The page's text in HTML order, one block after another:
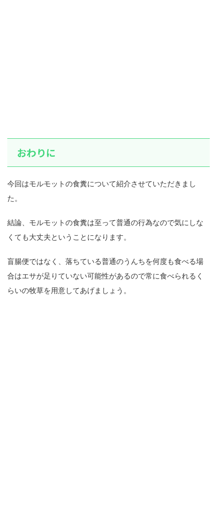
おわりに
今回はモルモットの食糞について紹介させていただきまし
た。
結論、モルモットの食糞は至って普通の行為なので気にしな
くても大丈夫ということになります。
盲腸便ではなく、落ちている普通のうんちを何度も食べる場
合はエサが足りていない可能性があるので常に食べられるく
らいの牧草を用意してあげましょう。